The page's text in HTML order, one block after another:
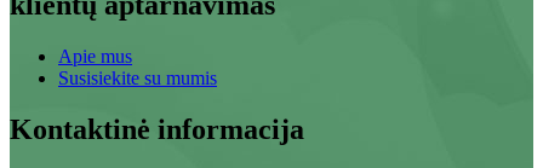
Apie mus
Susisiekite su mumis
Kontaktinė informacija